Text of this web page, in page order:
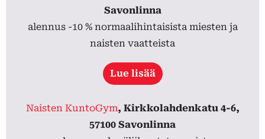
Savonlinna
alennus -10 % normaalihintaisista miesten ja
naisten vaatteista
Lue lisää
Naisten KuntoGym, Kirkkolahdenkatu 4-6,
57100 Savonlinna